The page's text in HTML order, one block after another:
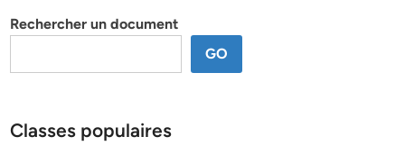
Rechercher un document
GO
Classes populaires